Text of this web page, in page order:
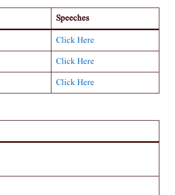
Speeches
Click Here
Click Here
Click Here